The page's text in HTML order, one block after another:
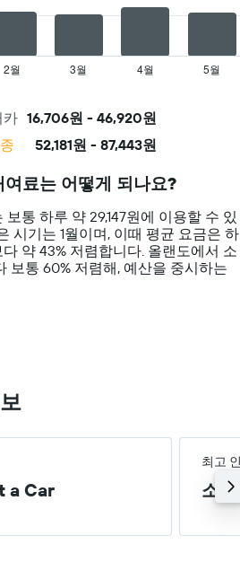
2월 3월 4월 5월
카 16,706원 - 46,920원
52,181원 - 87,443원
료는 어떻게 되나요?
통 하루 약 29,147원에 이용할 수 있
시기는 1월이며, 이때 평균 요금은 하
약 43% 저렴합니다. 올랜도​에서 ​소
보통 60% 저렴해, 예산을 중시하는
최고
a Car 소형